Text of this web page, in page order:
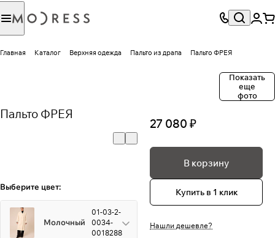
Главная Каталог Верхняя одежда Пальто из драпа Пальто ФРЕЯ
Показать
еще
фото
Пальто ФРЕЯ
Выберите цвет:
Молочный
01-03-2-
0034-
0018288
27 080 ₽
В корзину
Купить в 1 клик
Нашли дешевле?